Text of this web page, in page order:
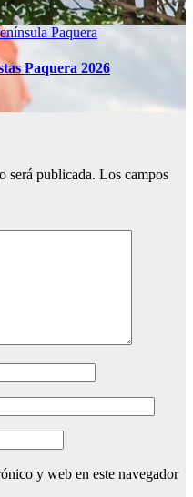
Paquera
Paquera 2026
será publicada. Los campos
y web en este navegador